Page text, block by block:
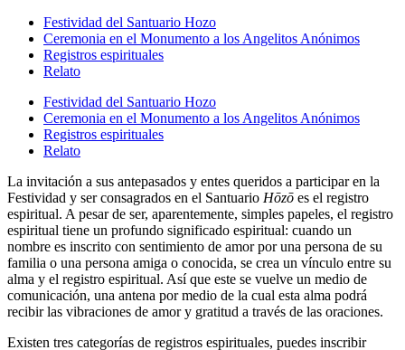
Festividad del Santuario Hozo
Ceremonia en el Monumento a los Angelitos Anónimos
Registros espirituales
Relato
Festividad del Santuario Hozo
Ceremonia en el Monumento a los Angelitos Anónimos
Registros espirituales
Relato
La invitación a sus antepasados y entes queridos a participar en la
Festividad y ser consagrados en el Santuario Hōzō es el registro
espiritual. A pesar de ser, aparentemente, simples papeles, el registro
espiritual tiene un profundo significado espiritual: cuando un
nombre es inscrito con sentimiento de amor por una persona de su
familia o una persona amiga o conocida, se crea un vínculo entre su
alma y el registro espiritual. Así que este se vuelve un medio de
comunicación, una antena por medio de la cual esta alma podrá
recibir las vibraciones de amor y gratitud a través de las oraciones.
Existen tres categorías de registros espirituales, puedes inscribir